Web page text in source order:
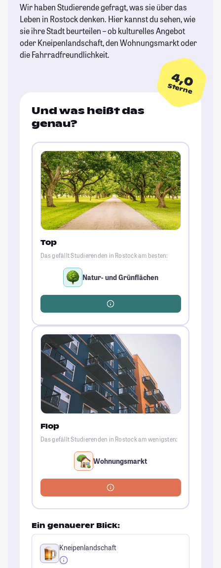
Wir haben Studierende gefragt, was sie über das
Leben in Rostock denken. Hier kannst du sehen, wie
sie ihre Stadt beurteilen – ob kulturelles Angebot
oder Kneipenlandschaft, den Wohnungsmarkt oder
die Fahrradfreundlichkeit.
4,0
Sterne
Und was heißt das
genau?
Top
Das gefällt Studierenden in Rostock am besten:
Natur- und Grünflächen
Flop
Das gefällt Studierenden in Rostock am wenigsten:
Wohnungsmarkt
Ein genauerer Blick:
Kneipenlandschaft